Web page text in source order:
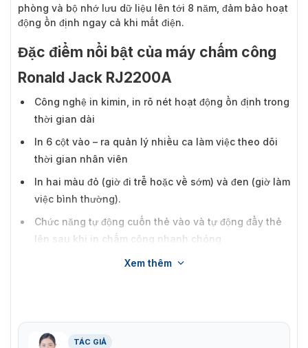
phòng và bộ nhớ lưu dữ liệu lên tới 8 năm, đảm bảo hoạt
động ổn định ngay cả khi mất điện.
Đặc điểm nổi bật của máy chấm công
Ronald Jack RJ2200A
Công nghệ in kimin, in rõ nét hoạt động ổn định trong
thời gian dài
In 6 cột vào – ra quản lý nhiều ca làm việc theo dõi
thời gian nhân viên
In hai màu đỏ (giờ đi trễ hoặc về sớm) và đen (giờ làm
việc bình thường).
Chức năng tự động cuốn thẻ vào và tự động đẩy thẻ
lên sau khi in chấm công nhanh chóng
Tự động nhận diện mặt thẻ khi in tránh chấm công
Cài đặt tới 48 chương trình làm việc khác nhau. Phù
Xem thêm
TÁC GIẢ